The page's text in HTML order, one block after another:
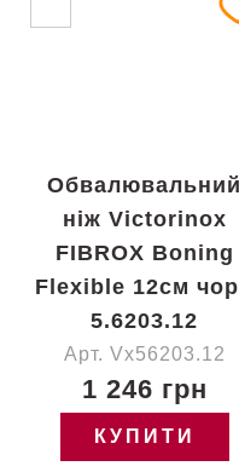
Обвалювальний
ніж Victorinox
FIBROX Boning
Flexible 12см
5.6203.12
Арт. Vx56203.12
1 246 грн
КУПИТИ